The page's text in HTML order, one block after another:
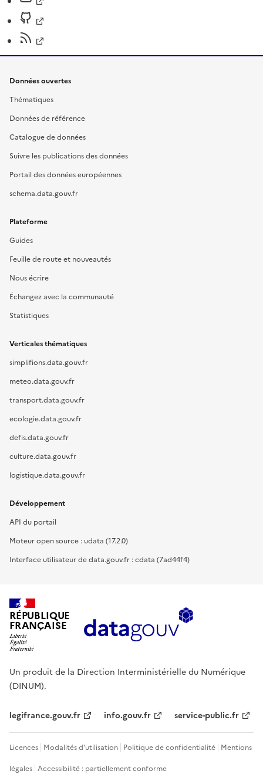
Données ouvertes
Thématiques
Données de référence
Catalogue de données
Suivre les publications des données
Portail des données européennes
schema.data.gouv.fr
Plateforme
Guides
Feuille de route et nouveautés
Nous écrire
Échangez avec la communauté
Statistiques
Verticales thématiques
simplifions.data.gouv.fr
meteo.data.gouv.fr
transport.data.gouv.fr
ecologie.data.gouv.fr
defis.data.gouv.fr
culture.data.gouv.fr
logistique.data.gouv.fr
Développement
API du portail
Moteur open source : udata (17.2.0)
Interface utilisateur de data.gouv.fr : cdata (7ad44f4)
RÉPUBLIQUE
FRANÇAISE
Un produit de la Direction Interministérielle du Numérique
(DINUM).
legifrance.gouv.fr info.gouv.fr service-public.fr
Licences Modalités d'utilisation Politique de confidentialité Mentions
légales Accessibilité : partiellement conforme